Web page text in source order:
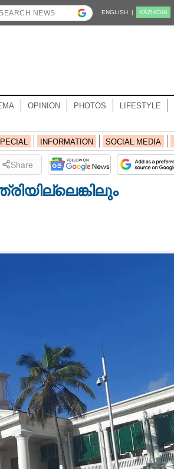
ENGLISH | KĀZHCHA
OPINION PHOTOS LIFESTYLE
INFORMATION SOCIAL MEDIA
Share